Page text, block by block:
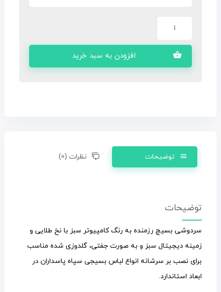
افزودن به سبد خرید
توضیحات نظرات (0)
توضیحات
سردوشی بسیچ رزمنده به رنگ کامپیوتر سبز با نخ طلایی و
زمینه دیجیتال سبز و به صورت جفتی، گلدوزی شده مناسب
برای نصب بر سرشانه انواع لباس بسیجی سپاه پاسداران در
ابعاد استاندارد.